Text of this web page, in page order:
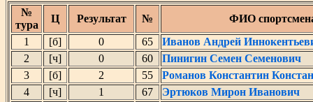
№
тура
Ц Результат №
ФИО
1
[б] 0 65
Иванов Андрей
2
[ч] 0 60
Пинигин Семен Семенович
3
[б] 2 55
Романов Константин
4
[ч] 1 67
Эртюков Мирон Иванович